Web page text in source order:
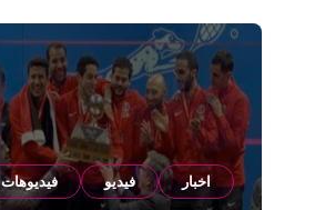
اخبار فيديو فيديوهات